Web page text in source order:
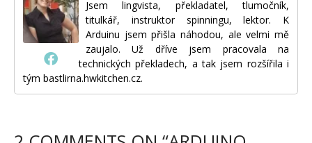
Jsem lingvista, překladatel, tlumočník,
titulkář, instruktor spinningu, lektor. K
Arduinu jsem přišla náhodou, ale velmi mě
zaujalo. Už dříve jsem pracovala na
technických překladech, a tak jsem rozšířila i
tým bastlirna.hwkitchen.cz.